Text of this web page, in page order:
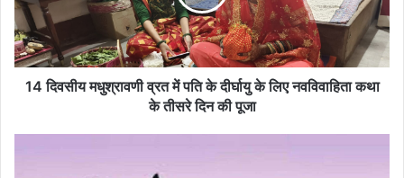
पति
के
दीर्घायु
के
लिए14 दिवसीय मधुश्रावणी व्रत में पति के दीर्घायु के लिए नवविवाहिता कथा
के तीसरे दिन की पूजा